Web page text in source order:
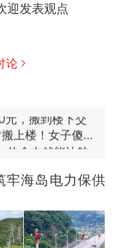
迎发表观点
论
有法定首都的国
，总统就邀请中
枚命中就能让航
实力有多强？
聘物理教师，笔
淘汰？教育局：
成立调查组全面
名的考试，成绩
平么？
牢海岛电力保供